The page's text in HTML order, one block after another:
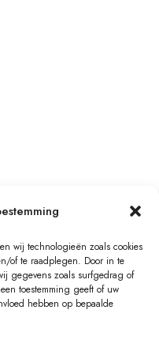
wij technologieën zoals cookies
of te raadplegen. Door in te
gegevens zoals surfgedrag of
toestemming geeft of uw
hebben op bepaalde
op!